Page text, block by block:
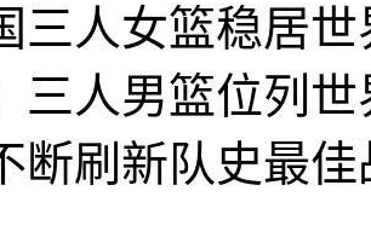
三人女篮稳居
三人男篮位列
断刷新队史最佳